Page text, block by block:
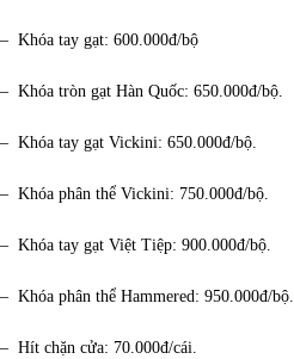
– Khóa tay gạt: 600.000đ/bộ
– Khóa tròn gạt Hàn Quốc: 650.000đ/bộ.
– Khóa tay gạt Vickini: 650.000đ/bộ.
– Khóa phân thể Vickini: 750.000đ/bộ.
– Khóa tay gạt Việt Tiệp: 900.000đ/bộ.
– Khóa phân thể Hammered: 950.000đ/bộ.
– Hít chặn cửa: 70.000đ/cái.